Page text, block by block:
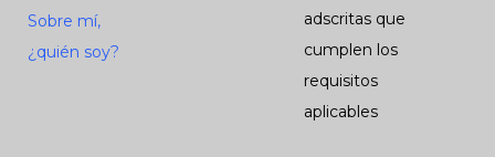
Sobre mí,
¿quién soy?
adscritas que
cumplen los
requisitos
aplicables